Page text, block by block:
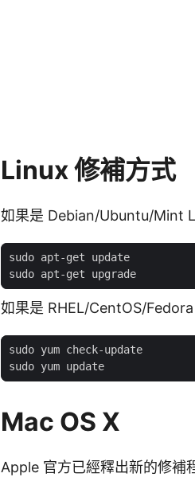
Linux 修補方式
如果是 Debian/Ubuntu/Mint
如果是 RHEL/CentOS/Fedora
Mac OS X
Apple 官方已經釋出新的修補